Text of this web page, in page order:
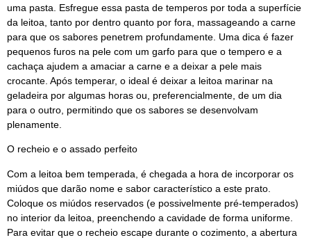
uma pasta. Esfregue essa pasta de temperos por toda a superfície
da leitoa, tanto por dentro quanto por fora, massageando a carne
para que os sabores penetrem profundamente. Uma dica é fazer
pequenos furos na pele com um garfo para que o tempero e a
cachaça ajudem a amaciar a carne e a deixar a pele mais
crocante. Após temperar, o ideal é deixar a leitoa marinar na
geladeira por algumas horas ou, preferencialmente, de um dia
para o outro, permitindo que os sabores se desenvolvam
plenamente.
O recheio e o assado perfeito
Com a leitoa bem temperada, é chegada a hora de incorporar os
miúdos que darão nome e sabor característico a este prato.
Coloque os miúdos reservados (e possivelmente pré-temperados)
no interior da leitoa, preenchendo a cavidade de forma uniforme.
Para evitar que o recheio escape durante o cozimento, a abertura